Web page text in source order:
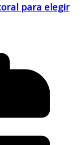
para elegir